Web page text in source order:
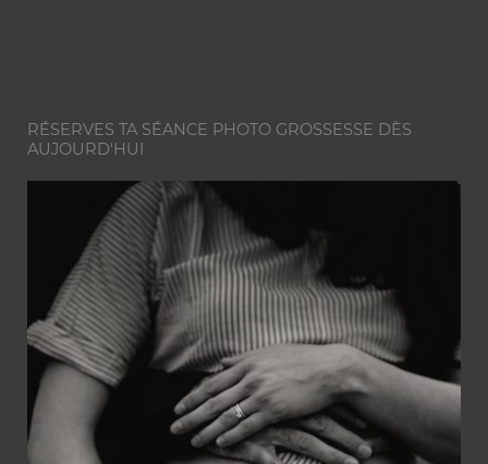
RÉSERVES TA SÉANCE PHOTO GROSSESSE DÈS
AUJOURD'HUI